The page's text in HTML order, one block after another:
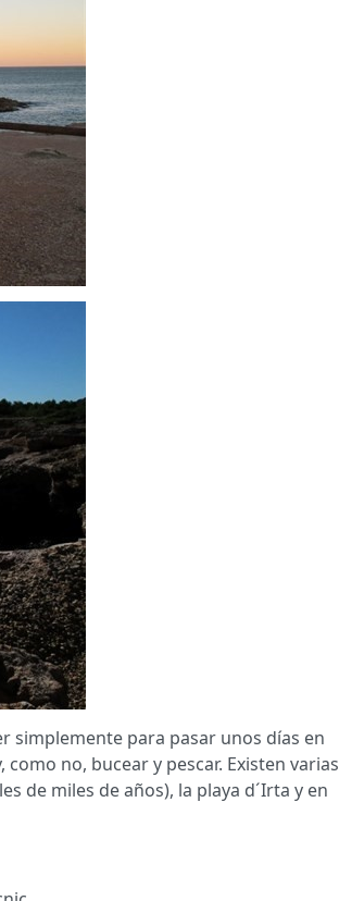
simplemente para pasar unos días en
no, bucear y pescar. Existen varias
de miles de años), la playa d´Irta y en